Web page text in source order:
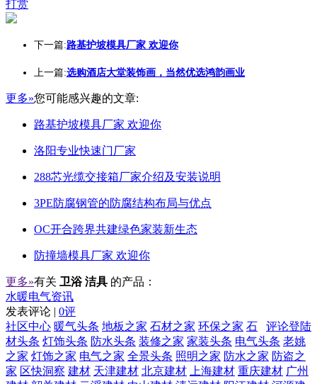
打赏
下一篇:路基护坡模具厂家 欢迎你
上一篇:选购酒店大堂装饰画，当然优选鸿韵画业
更多»您可能感兴趣的文章:
路基护坡模具厂家 欢迎你
洛阳专业快速门厂家
288芯光缆交接箱厂家介绍及安装说明
3PE防腐钢管的防腐结构布局与优点
OC开合跨界共建绿色家装新生态
防撞墙模具厂家 欢迎你
更多»有关 卫浴 洁具 的产品：
水暖电气资讯
发表评论 | 0评
评论登陆
社区中心 暖气头条 地板之家 石材之家 环保之家 石
材头条 灯饰头条 防水头条 装修之家 家装头条 电气头条 老姚
之家 灯饰之家 电气之家 全景头条 照明之家 防水之家 防盗之
家 区快洞察 建材 天津建材 北京建材 上海建材 重庆建材 广州